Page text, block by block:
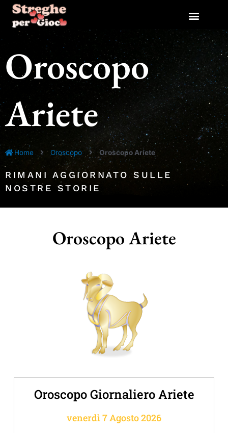
contenuto
Oroscopo
Ariete
Home Oroscopo Oroscopo Ariete
RIMANI AGGIORNATO SULLE
NOSTRE STORIE
Oroscopo Ariete
Oroscopo Giornaliero Ariete
venerdì 7 Agosto 2026